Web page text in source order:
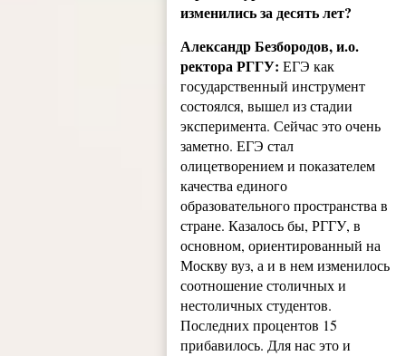
изменились за десять лет?
Александр Безбородов, и.о.
ректора РГГУ: ЕГЭ как
государственный инструмент
состоялся, вышел из стадии
эксперимента. Сейчас это очень
заметно. ЕГЭ стал
олицетворением и показателем
качества единого
образовательного пространства в
стране. Казалось бы, РГГУ, в
основном, ориентированный на
Москву вуз, а и в нем изменилось
соотношение столичных и
нестоличных студентов.
Последних процентов 15
прибавилось. Для нас это и